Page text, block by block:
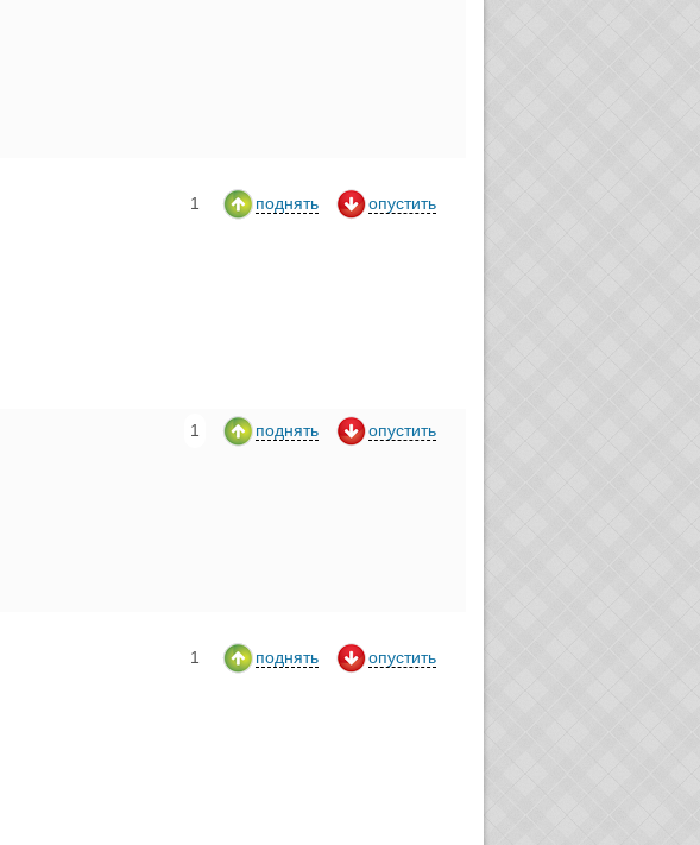
1 поднять опустить
1 поднять опустить
1 поднять опустить